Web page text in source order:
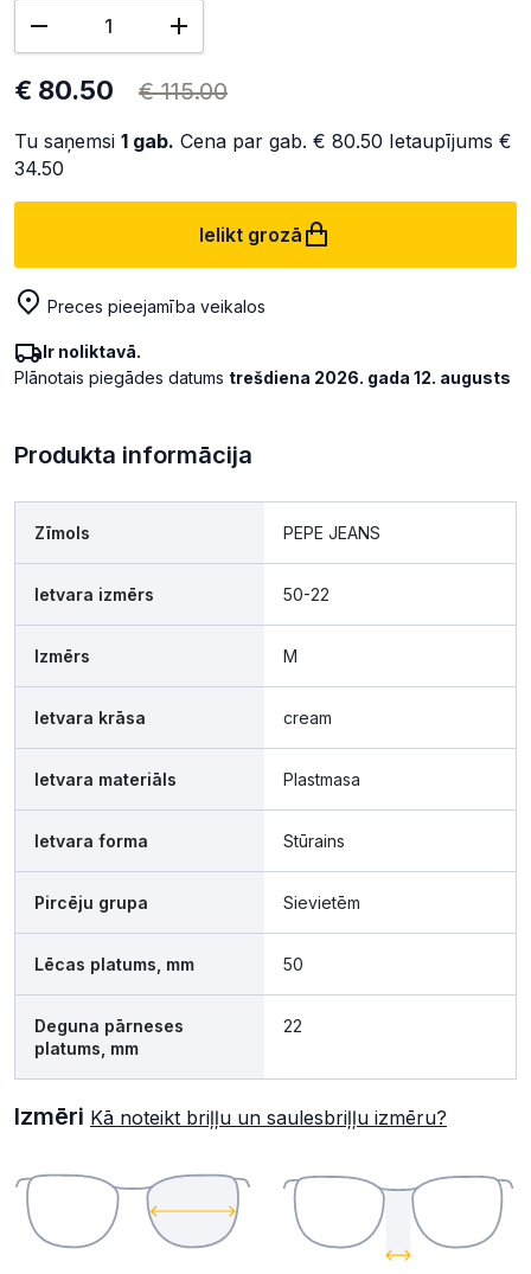
€ 80.50 € 115.00
Tu saņemsi 1 gab. Cena par gab. € 80.50 Ietaupījums €
34.50
Ielikt grozā
Preces pieejamība veikalos
Ir noliktavā.
Plānotais piegādes datums trešdiena 2026. gada 12. augusts
Produkta informācija
Zīmols PEPE JEANS
Ietvara izmērs 50-22
Izmērs M
Ietvara krāsa cream
Ietvara materiāls Plastmasa
Ietvara forma Stūrains
Pircēju grupa Sievietēm
Lēcas platums, mm 50
Deguna pārneses
platums, mm
22
Izmēri Kā noteikt briļļu un saulesbriļļu izmēru?